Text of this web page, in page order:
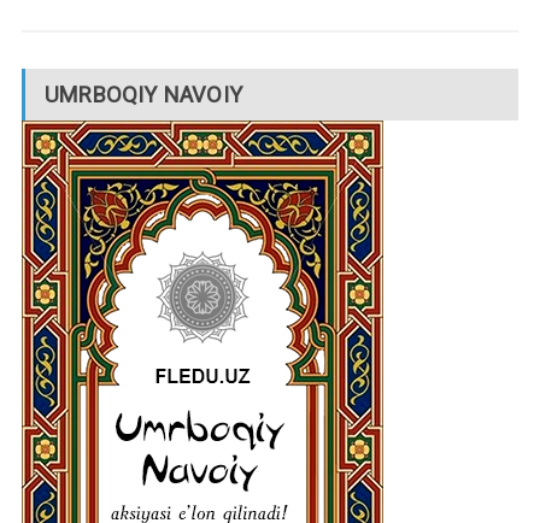
UMRBOQIY NAVOIY